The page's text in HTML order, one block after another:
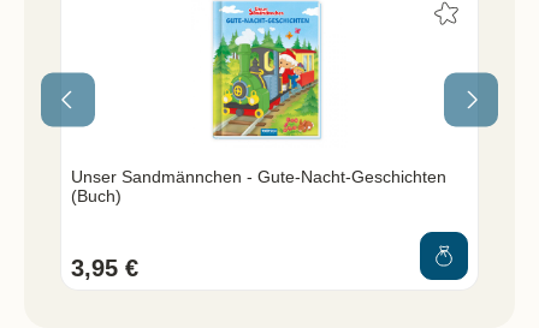
Unser Sandmännchen - Gute-Nacht-Geschichten
(Buch)
3,95 €